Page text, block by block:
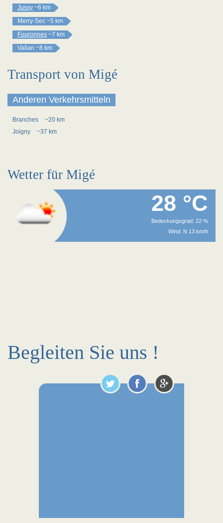
Jussy ~6 km
Merry-Sec ~5 km
Fouronnes ~7 km
Vallan ~8 km
Transport von Migé
Anderen Verkehrsmitteln
Branches
~20 km
Joigny
~37 km
Wetter für Migé
28 °C
Bedeckungsgrad: 22 %
Wind: N 13 km/h
Begleiten Sie uns !